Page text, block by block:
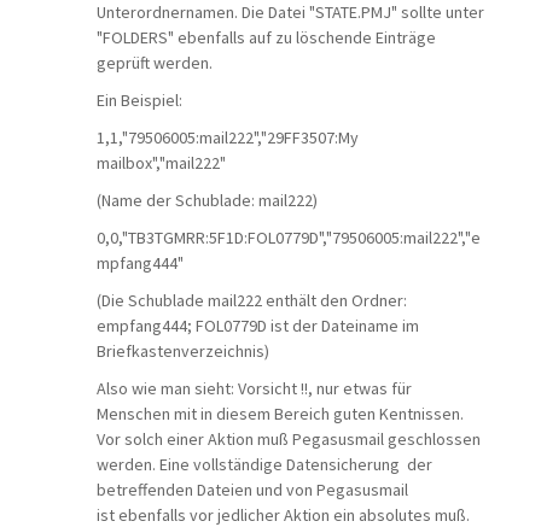
Unterordnernamen. Die Datei "STATE.PMJ" sollte unter
"FOLDERS" ebenfalls auf zu löschende Einträge
geprüft werden.
Ein Beispiel:
1,1,"79506005:mail222","29FF3507:My
mailbox","mail222"
(Name der Schublade: mail222)
0,0,"TB3TGMRR:5F1D:FOL0779D","79506005:mail222","e
mpfang444"
(Die Schublade mail222 enthält den Ordner:
empfang444; FOL0779D ist der Dateiname im
Briefkastenverzeichnis)
Also wie man sieht: Vorsicht !!, nur etwas für
Menschen mit in diesem Bereich guten Kentnissen.
Vor solch einer Aktion muß Pegasusmail geschlossen
werden. Eine vollständige Datensicherung der
betreffenden Dateien und von Pegasusmail
ist ebenfalls vor jedlicher Aktion ein absolutes muß.